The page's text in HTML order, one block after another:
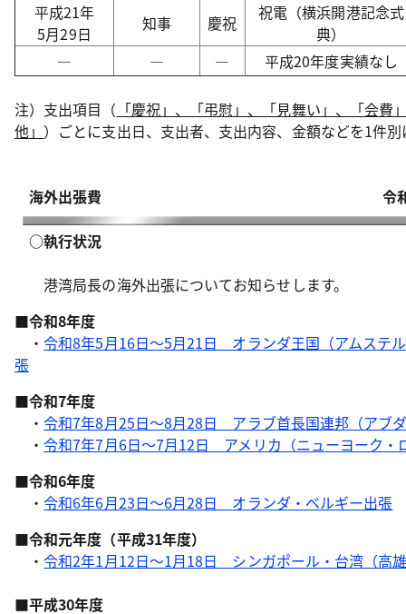
平成21年
5月29日
知事 慶祝
祝電（横浜開港記念式
典）
―
― ― 平成20年度実績なし
注）支出項目（ 「慶祝」、「弔慰」、「見舞い」、「会費
他」 ）ごとに支出日、支出者、支出内容、金額などを1件
海外出張費 令和８年７月
○執行状況
港湾局長の海外出張についてお知らせします。
■令和8年度
・令和8年5月16日～5月21日 オランダ王国（アムステ
張
■令和7年度
・令和7年8月25日～8月28日 アラブ首長国連邦（アブ
・令和7年7月6日～7月12日 アメリカ（ニューヨーク・
■令和6年度
・令和6年6月23日～6月28日 オランダ・ベルギー出張
■令和元年度（平成31年度）
・令和2年1月12日～1月18日 シンガポール・台湾（高
■平成30年度